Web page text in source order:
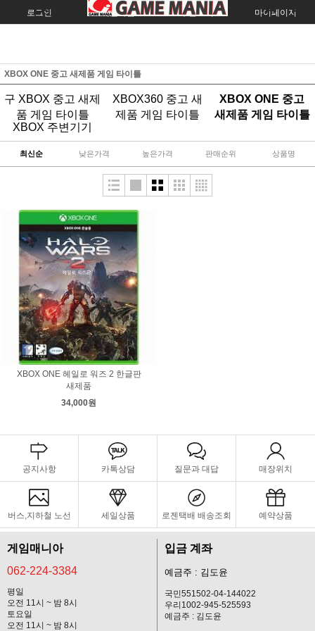
로그인 회원가입 주문조회 마이페이지
XBOX ONE 중고 새제품 게임 타이틀
구 XBOX 중고 새제
품 게임 타이틀
XBOX360 중고 새
제품 게임 타이틀
XBOX ONE 중고
새제품 게임 타이틀
XBOX 주변기기
최신순 낮은가격 높은가격 판매순위 상품명
XBOX ONE 헤일로 워즈 2 한글판
새제품
34,000원
공지사항 카톡상담 질문과 대답 매장위치
버스,지하철 노선 세일상품 로젠택배 배송조회 예약상품
게임매니아
062-224-3384
평일
오전 11시 ~ 밤 8시
토요일
오전 11시 ~ 밤 8시
입금 계좌
예금주 : 김도윤
국민551502-04-144022
우리1002-945-525593
예금주 : 김도윤